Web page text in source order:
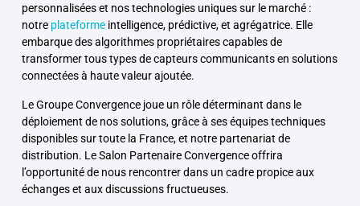
personnalisées et nos technologies uniques sur le marché :
notre plateformeintelligence, prédictive, et agrégatrice. Elle
embarque des algorithmes propriétaires capables de
transformer tous types de capteurs communicants en solutions
connectées à haute valeur ajoutée.
Le Groupe Convergence joue un rôle déterminant dans le
déploiement de nos solutions, grâce à ses équipes techniques
disponibles sur toute la France, et notre partenariat de
distribution. Le Salon Partenaire Convergence offrira
l’opportunité de nous rencontrer dans un cadre propice aux
échanges et aux discussions fructueuses.